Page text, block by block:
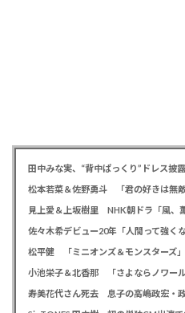
松本若菜＆佐野勇斗 「君の好きは無
佐々木希デビュー20年「人間って強く
小池栄子＆北香那 「さよならノワー